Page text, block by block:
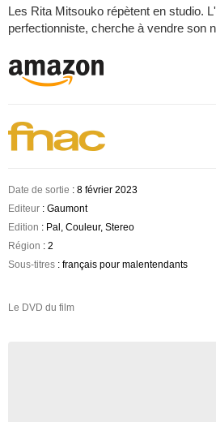
Les Rita Mitsouko répètent en studio.
perfectionniste, cherche à vendre son
Date de sortie : 8 février 2023
Editeur : Gaumont
Edition : Pal, Couleur, Stereo
Région : 2
Sous-titres : français pour malentendants
Le DVD du film